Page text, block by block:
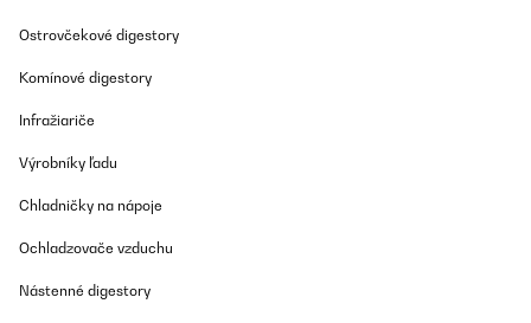
Ostrovčekové digestory
Komínové digestory
Infražiariče
Výrobníky ľadu
Chladničky na nápoje
Ochladzovače vzduchu
Nástenné digestory